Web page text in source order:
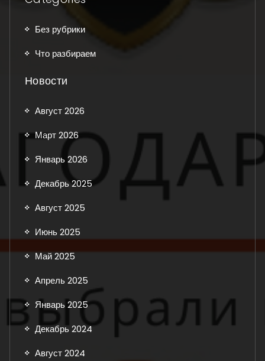
Без рубрики
Что разбираем
Новости
Август 2026
Март 2026
Январь 2026
Декабрь 2025
Август 2025
Июнь 2025
Май 2025
Апрель 2025
Январь 2025
Декабрь 2024
Август 2024